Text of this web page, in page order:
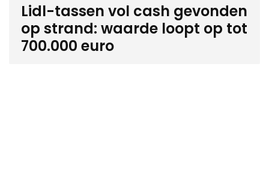
Lidl-tassen vol cash gevonden
op strand: waarde loopt op tot
700.000 euro